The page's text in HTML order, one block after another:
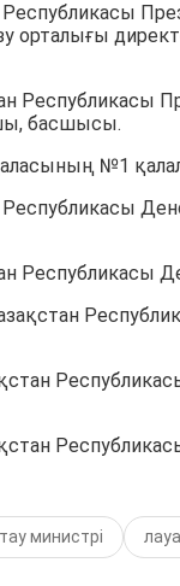
орталығы
Республикасы
басшысы.
№1
Республикасы
министрі